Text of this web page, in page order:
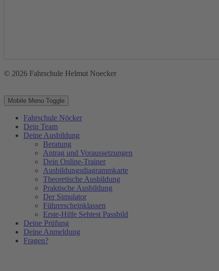
© 2026 Fahrschule Helmut Noecker
Mobile Menu Toggle
Fahrschule Nöcker
Dein Team
Deine Ausbildung
Beratung
Antrag und Voraussetzungen
Dein Online-Trainer
Ausbildungsdiagrammkarte
Theoretische Ausbildung
Praktische Ausbildung
Der Simulator
Führerscheinklassen
Erste-Hilfe Sehtest Passbild
Deine Prüfung
Deine Anmeldung
Fragen?